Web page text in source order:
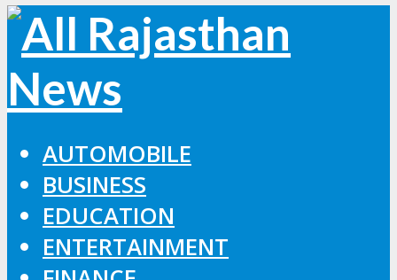
AUTOMOBILE
BUSINESS
EDUCATION
ENTERTAINMENT